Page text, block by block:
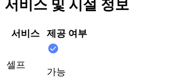
서비스 및 시설 정보
서비스 제공 여부
셀프
가능